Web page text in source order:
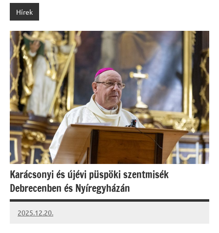
Hírek
Karácsonyi és újévi püspöki szentmisék
Debrecenben és Nyíregyházán
2025.12.20.
Leiszt